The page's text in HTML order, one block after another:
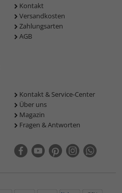
Kontakt
Versandkosten
Zahlungsarten
AGB
Kontakt & Service-Center
Über uns
Magazin
Fragen & Antworten